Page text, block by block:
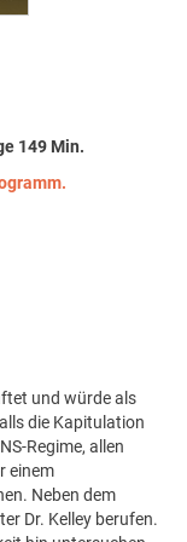
149 Min.
und würde als
die Kapitulation
Regime, allen
einem
Neben dem
Dr. Kelley berufen.